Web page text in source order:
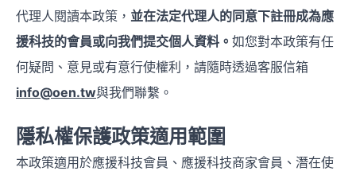
代理人閱讀本政策， 並在法定代理人的同意下註冊成為應
援科技的會員或向我們提交個人資料。 如您對本政策有任
何疑問、意見或有意行使權利，請隨時透過客服信箱
info@oen.tw與我們聯繫。
隱私權保護政策適用範圍
本政策適用於應援科技會員、應援科技商家會員、潛在使